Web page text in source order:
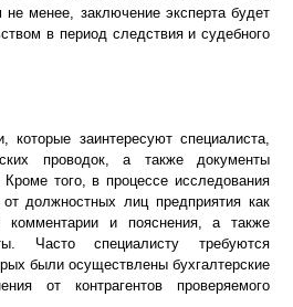
менее, заключение эксперта будет
в период следствия и судебного
заинтересуют специалиста,
проводок, а также документы
Кроме того, в процессе исследования
должностных лиц предприятия как
и пояснения, а также
Часто специалисту требуются
были осуществлены бухгалтерские
от контрагентов проверяемого